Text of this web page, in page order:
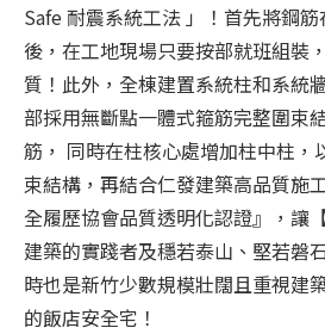
Safe 耐震系統工法 」！首先將鋼
後，在工地現場只要按部就班組裝
質！此外，全棟建置系統柱和系統
部採用無斷點一體式箍筋完整圍束
筋， 同時在柱核心處增加柱中柱，
束結構，再結合仁發建築高品質施
全履歷協會品質透明化認證』，讓
建築的實踐者及穩若泰山、堅若磐
時也是新竹少數規模壯闊且重視建
的飯店安全宅！